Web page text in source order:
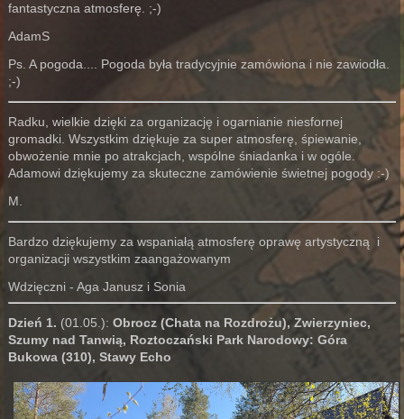
fantastyczna atmosferę. ;-)
AdamS
Ps. A pogoda.... Pogoda była tradycyjnie zamówiona i nie zawiodła.
;-)
Radku, wielkie dzięki za organizację i ogarnianie niesfornej
gromadki. Wszystkim dziękuje za super atmosferę, śpiewanie,
obwożenie mnie po atrakcjach, wspólne śniadanka i w ogóle.
Adamowi dziękujemy za skuteczne zamówienie świetnej pogody :-)
M.
Bardzo dziękujemy za wspaniałą atmosferę oprawę artystyczną i
organizacji wszystkim zaangażowanym
Wdzięczni - Aga Janusz i Sonia
Dzień 1. (01.05.):Obrocz (Chata na Rozdrożu), Zwierzyniec,
Szumy nad Tanwią, Roztoczański Park Narodowy: Góra
Bukowa (310), Stawy Echo